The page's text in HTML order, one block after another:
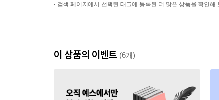
검색 페이지에서 선택된 태그에 등록된 더 많은 상품을 확인해
이 상품의 이벤트 (6개)